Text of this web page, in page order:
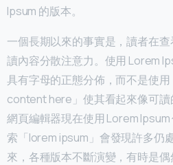
Ipsum 的版本。
一個長期以來的事實是，讀者在
讀內容分散注意力。使用 Lorem
具有字母的正態分佈，而不是使
content here」使其看起來像可
網頁編輯器現在使用 Lorem
索「lorem ipsum」會發現許多仍
來，各種版本不斷演變，有時是